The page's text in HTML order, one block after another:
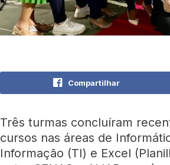
Compartilhar
Três turmas concluíram
cursos nas áreas de
Informação (TI) e Excel